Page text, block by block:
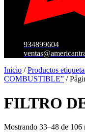
934899604
Inicio /Productos
COMBUSTIBLE” /
FILTRO
Mostrando 33–48 de 106